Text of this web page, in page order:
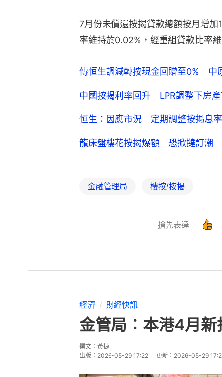
7月份未償還按揭貸款總額按月增
率維持於0.02%，經重組貸款比率
傳恒生調減轉按現金回贈至0% 中
中國按揭利率回升 LPR調整下房
恒生：因應市況 定期調整按揭息
龍床盤樓花按揭爆額 恐掀撻訂潮
金融管理局 樓按/按揭
搶先表達
經濟 財經快訊
金管局︰本港4月
撰文： 黃捷
出版： 2026-05-29 17:22 更新： 2026-05-29